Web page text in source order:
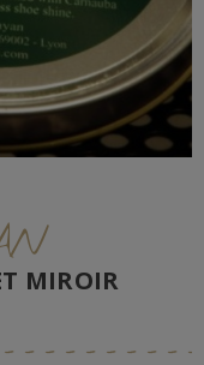
MIROIR